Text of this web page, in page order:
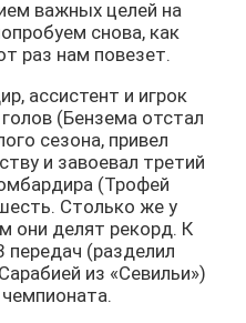
важных целей на
снова, как
раз нам повезет.
ассистент и игрок
(Бензема отстал
сезона, привел
и завоевал третий
(Трофей
Столько же у
они делят рекорд. К
(разделил
из «Севильи»)